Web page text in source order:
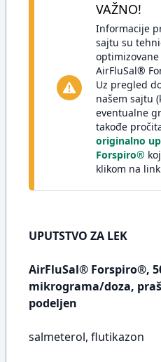
VAŽNO!
Informacije
sajtu su
AirFluSal®
Uz pregled
našem sajtu
eventualne
takođe
originalno
Forspiro®
klikom na
UPUTSTVO ZA LEK
AirFluSal® Forspiro®,
mikrograma/doza,
podeljen
salmeterol, flutikazon